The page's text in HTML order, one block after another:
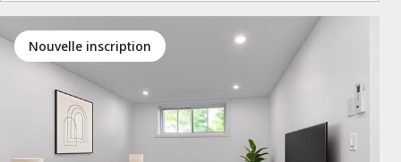
Nouvelle inscription